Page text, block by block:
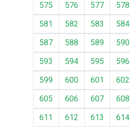
575
576 577 578
581
582 583 584
587
588 589 590
593
594 595 596
599
600 601 602
605
606 607 608
611
612 613 614